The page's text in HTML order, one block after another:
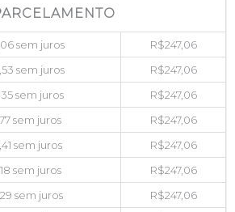
sem juros R$247,06
sem juros R$247,06
sem juros R$247,06
sem juros R$247,06
sem juros R$247,06
sem juros R$247,06
sem juros R$247,06